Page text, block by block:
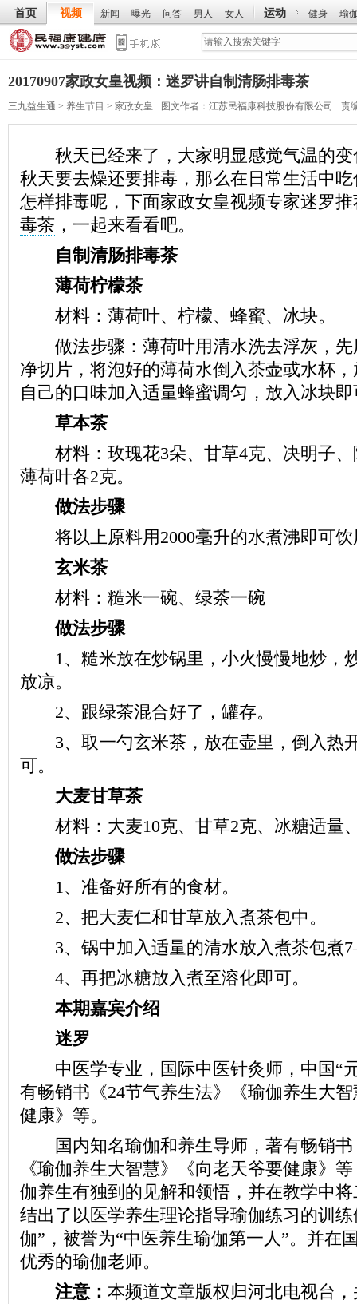
首页 视频 新闻 曝光 问答 男人 女人 运动 健身 瑜
20170907家政女皇视频：迷罗讲自制清肠排毒茶
三九益生通 > 养生节目 > 家政女皇 图文作者： 江苏民福康科技股份有限公司 责
秋天已经来了，大家明显感觉气温的变
秋天要去燥还要排毒，那么在日常生活中
怎样排毒呢，下面家政女皇视频专家迷罗推
毒茶 ，一起来看看吧。
自制清肠排毒茶
薄荷柠檬茶
材料：薄荷叶、柠檬、蜂蜜、冰块。
做法步骤：薄荷叶用清水洗去浮灰，先
净切片，将泡好的薄荷水倒入茶壶或水杯
自己的口味加入适量蜂蜜调匀，放入冰块
草本茶
材料：玫瑰花3朵、甘草4克、决明子、
薄荷叶各2克。
做法步骤
将以上原料用2000毫升的水煮沸即可饮
玄米茶
材料：糙米一碗、绿茶一碗
做法步骤
1、糙米放在炒锅里，小火慢慢地炒，
放凉。
2、跟绿茶混合好了，罐存。
3、取一勺玄米茶，放在壶里，倒入热
可。
大麦甘草茶
材料：大麦10克、甘草2克、冰糖适量
做法步骤
1、准备好所有的食材。
2、把大麦仁和甘草放入煮茶包中。
3、锅中加入适量的清水放入煮茶包煮
4、再把冰糖放入煮至溶化即可。
本期嘉宾介绍
迷罗
中医学专业，国际中医针灸师，中国“
有畅销书《24节气养生法》《瑜伽养生大
健康》等。
国内知名瑜伽和养生导师，著有畅销书
《瑜伽养生大智慧》《向老天爷要健康》
伽养生有独到的见解和领悟，并在教学中
结出了以医学养生理论指导瑜伽练习的训
伽”，被誉为“中医养生瑜伽第一人”。并在
优秀的瑜伽老师。
注意： 本频道文章版权归河北电视台